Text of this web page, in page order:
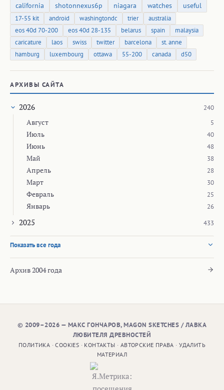
california
shotonnexus6p niagara watches useful
17-55 kit android washingtondc trier
australia
eos 40d 70-200
eos 40d 28-135 belarus spain
malaysia
caricature
laos swiss twitter barcelona
st. anne
hamburg
luxembourg ottawa 55-200 canada d50
АРХИВЫ САЙТА
2026 240
Август 5
Июль 40
Июнь 48
Май 38
Апрель 28
Март 30
Февраль 25
Январь 26
2025 433
Показать все года
Архив 2004 года
© 2009–2026 — МАКС ГОНЧАРОВ, MAGON SKETCHES / ЛАВКА
ЛЮБИТЕЛЯ ДРЕВНОСТЕЙ
ПОЛИТИКА ·COOKIES · КОНТАКТЫ · АВТОРСКИЕ ПРАВА ·УДАЛИТЬ
МАТЕРИАЛ